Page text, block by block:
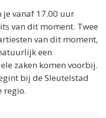
vanaf 17.00 uur
van dit moment. Twee
van dit moment,
een
zaken komen voorbij.
bij de Sleutelstad
regio.